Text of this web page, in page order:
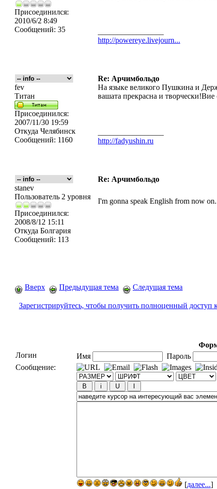
Присоединился:
2010/6/2 8:49
Сообщений: 35
http://powereye.livejourn...
Re: Арчимбольдо
fev
Титан
Присоединился:
2007/11/30 19:59
Откуда Челябинск
Сообщений: 1160
На языке великого Пушкина и
вашата прекрасна и
http://fadyushin.ru
Re: Арчимбольдо
stanev
Пользователь 2 уровня
Присоединился:
2008/8/12 15:11
Откуда Болгария
Сообщений: 113
I'm gonna speak English from now
Вверх Предыдущая тема Следущая тема
Зарегистрируйтесь, чтобы получить полноценный доступ
Логин
Имя
Пароль
Сообщение:
[далее...]